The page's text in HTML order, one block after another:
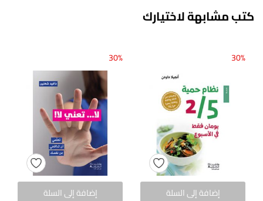
كتب مشابهة لاختيارك
30%
إضافة إلى السلة
30%
إضافة إلى السلة